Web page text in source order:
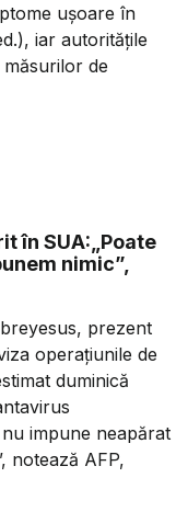
ușoare în
iar autoritățile
de
în SUA:„Poate
nimic”,
prezent
operațiunile de
duminică
impune neapărat
notează AFP,